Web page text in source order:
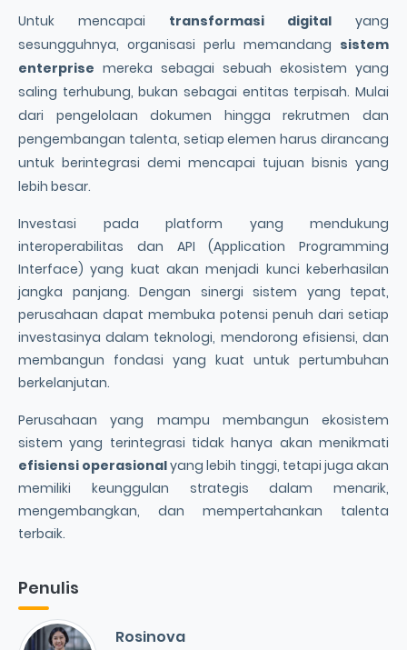
Untuk mencapai transformasi digital yang
sesungguhnya, organisasi perlu memandang sistem
enterprise mereka sebagai sebuah ekosistem yang
saling terhubung, bukan sebagai entitas terpisah. Mulai
dari pengelolaan dokumen hingga rekrutmen dan
pengembangan talenta, setiap elemen harus dirancang
untuk berintegrasi demi mencapai tujuan bisnis yang
lebih besar.
Investasi pada platform yang mendukung
interoperabilitas dan API (Application Programming
Interface) yang kuat akan menjadi kunci keberhasilan
jangka panjang. Dengan sinergi sistem yang tepat,
perusahaan dapat membuka potensi penuh dari setiap
investasinya dalam teknologi, mendorong efisiensi, dan
membangun fondasi yang kuat untuk pertumbuhan
berkelanjutan.
Perusahaan yang mampu membangun ekosistem
sistem yang terintegrasi tidak hanya akan menikmati
efisiensi operasionalyang lebih tinggi, tetapi juga akan
memiliki keunggulan strategis dalam menarik,
mengembangkan, dan mempertahankan talenta
terbaik.
Penulis
Rosinova